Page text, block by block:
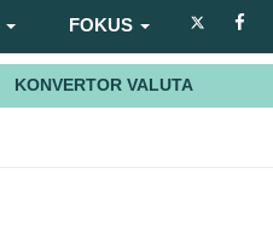
FOKUS
KONVERTOR VALUTA